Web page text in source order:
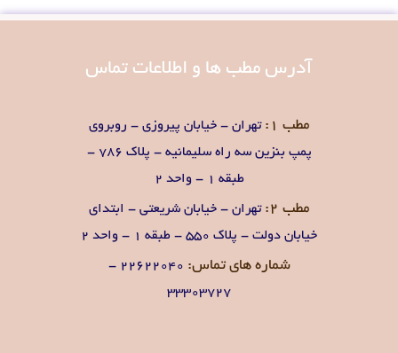
آدرس مطب ها و اطلاعات تماس
مطب 1:
تهران - خیابان پیروزی - روبروی
پمپ بنزین سه راه سلیمانیه - پلاک 786 -
طبقه 1 - واحد 2
مطب 2:
تهران - خیابان شریعتی - ابتدای
خیابان دولت - پلاک 550 - طبقه 1 - واحد 2
شماره های تماس:
۲۲۶۲۲۰۴0 -
۳۳۳۰۳۷۲۷